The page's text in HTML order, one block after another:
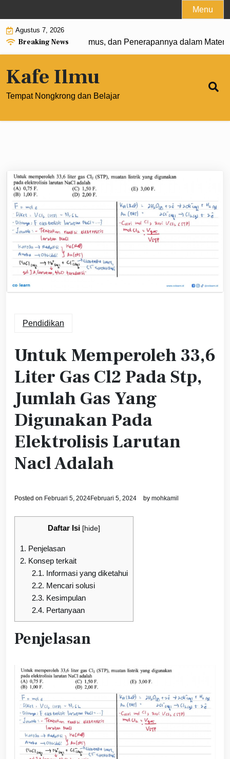
to
content
Menu
Agustus 7, 2026
Breaking News
0: Pengertian, Rumus, dan Penerapannya dalam
Kafe Ilmu
Tempat Nongkrong dan Belajar
Pendidikan
Untuk Memperoleh 33,6
Liter Gas Cl2 Pada Stp,
Jumlah Gas Yang
Digunakan Pada
Elektrolisis Larutan
Nacl Adalah
Posted on Februari 5, 2024Februari 5, 2024 by mohkamil
Daftar Isi [hide]
1. Penjelasan
2. Konsep terkait
2.1. Informasi yang diketahui
2.2. Mencari solusi
2.3. Kesimpulan
2.4. Pertanyaan
Penjelasan